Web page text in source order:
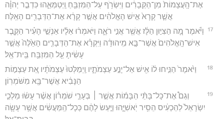
אֶת־הָֽעֲצָמוֹת֙ מִן־הַקְּבָרִ֔ים וַיִּשְׂרֹ֥ף עַל־הַמִּזְבֵּ֖חַ וַֽיְטַמְּאֵ֑הוּ כִּדְבַ֣ר יְהוָ֗ה
אֲשֶׁ֤ר קָרָא֙ אִ֣ישׁ הָאֱלֹהִ֔ים אֲשֶׁ֣ר קָרָ֔א אֶת־הַדְּבָרִ֖ים הָאֵֽלֶּה׃
17
וַיֹּ֕אמֶר מָ֚ה הַצִּיּ֣וּן הַלָּ֔ז אֲשֶׁ֖ר אֲנִ֣י רֹאֶ֑ה וַיֹּאמְר֨וּ אֵלָ֜יו אַנְשֵׁ֣י הָעִ֗יר הַקֶּ֤בֶר
אִישׁ־הָֽאֱלֹהִים֙ אֲשֶׁר־בָּ֣א מִֽיהוּדָ֔ה וַיִּקְרָ֗א אֶת־הַדְּבָרִ֤ים הָאֵ֙לֶּה֙ אֲשֶׁ֣ר
עָשִׂ֔יתָ עַ֖ל הַמִּזְבַּ֥ח בֵּֽית־אֵֽל׃
18
וַיֹּ֙אמֶר֙ הַנִּ֣יחוּ ל֔וֹ אִ֖ישׁ אַל־יָנַ֣ע עַצְמֹתָ֑יו וַֽיְמַלְּטוּ֙ עַצְמֹתָ֔יו אֵ֚ת עַצְמ֣וֹת
הַנָּבִ֔יא אֲשֶׁר־בָּ֖א מִשֹּׁמְרֽוֹן׃
19
וְגַם֩ אֶת־כָּל־בָּתֵּ֨י הַבָּמ֜וֹת אֲשֶׁ֣ר ׀ בְּעָרֵ֣י שֹׁמְר֗וֹן אֲשֶׁ֨ר עָשׂ֜וּ מַלְכֵ֤י
יִשְׂרָאֵל֙ לְהַכְעִ֔יס הֵסִ֖יר יֹֽאשִׁיָּ֑הוּ וַיַּ֣עַשׂ לָהֶ֔ם כְּכָל־הַֽמַּעֲשִׂ֔ים אֲשֶׁ֥ר עָשָׂ֖ה